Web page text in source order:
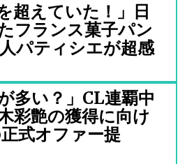
超えていた！」日
フランス菓子パン
パティシエが超感
多い？」CL連覇中
彩艶の獲得に向け
式オファー提